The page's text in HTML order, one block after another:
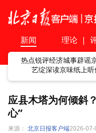
新闻 理论 |
热点锐评经济城事辟谣
艺绽深读京味纸上听
应县木塔为何倾斜
心”
来源： 北京日报客户端2026-07-